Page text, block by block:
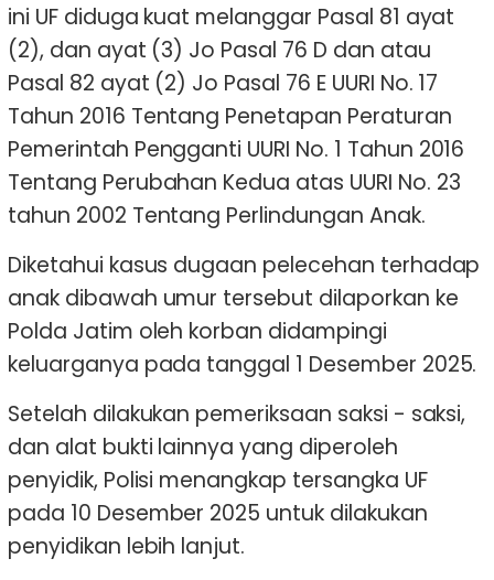
ini UF diduga kuat melanggar Pasal 81 ayat
(2), dan ayat (3) Jo Pasal 76 D dan atau
Pasal 82 ayat (2) Jo Pasal 76 E UURI No. 17
Tahun 2016 Tentang Penetapan Peraturan
Pemerintah Pengganti UURI No. 1 Tahun 2016
Tentang Perubahan Kedua atas UURI No. 23
tahun 2002 Tentang Perlindungan Anak.
Diketahui kasus dugaan pelecehan terhadap
anak dibawah umur tersebut dilaporkan ke
Polda Jatim oleh korban didampingi
keluarganya pada tanggal 1 Desember 2025.
Setelah dilakukan pemeriksaan saksi - saksi,
dan alat bukti lainnya yang diperoleh
penyidik, Polisi menangkap tersangka UF
pada 10 Desember 2025 untuk dilakukan
penyidikan lebih lanjut.